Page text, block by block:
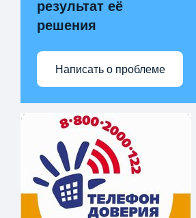
результат её
решения
Написать о проблеме